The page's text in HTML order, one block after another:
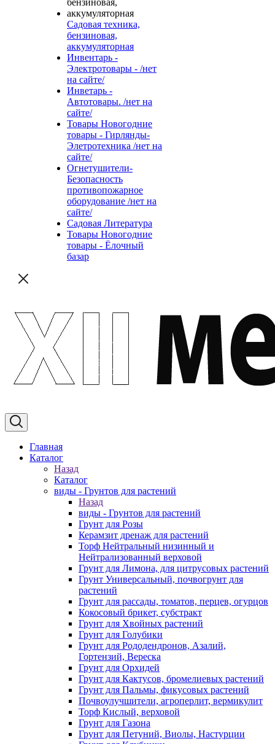
Садовая техника,
бензиновая,
аккумуляторная
Инвентарь -
Электротовары - /нет
на сайте/
Инветарь -
Автотовары. /нет на
сайте/
Товары Новогодние
товары - Гирлянды-
Элетротехника /нет на
сайте/
Огнетушители-
Безопасность
противопожарное
оборудование /нет на
сайте/
Садовая Литература
Товары Новогодние
товары - Ёлочный
базар
Главная
Каталог
Назад
Каталог
виды - Грунтов для растений
Назад
виды - Грунтов для растений
Грунт для Розы
Керамзит дренаж для растений
Торф Нейтральный низинный и
Нейтрализованный верховой
Грунт для Лимона, для цитрусовых растений
Грунт Универсальный, почвогрунт для
растений
Грунт для рассады, томатов, перцев, огурцов
Кокосовый брикет, субстракт
Грунт для Хвойных растений
Грунт для Голубики
Грунт для Рододендронов, Азалий,
Гортензий, Вереска
Грунт для Орхидей
Грунт для Кактусов, бромелиевых растений
Грунт для Пальмы, фикусовых растений
Почвоулучшители, агроперлит, вермикулит
Торф Кислый, верховой
Грунт для Газона
Грунт для Петуний, Виолы, Настурции